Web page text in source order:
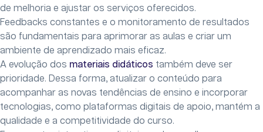
de melhoria e ajustar os serviços oferecidos.
Feedbacks constantes e o monitoramento de resultados
são fundamentais para aprimorar as aulas e criar um
ambiente de aprendizado mais eficaz.
A evolução dos materiais didáticos também deve ser
prioridade. Dessa forma, atualizar o conteúdo para
acompanhar as novas tendências de ensino e incorporar
tecnologias, como plataformas digitais de apoio, mantém a
qualidade e a competitividade do curso.